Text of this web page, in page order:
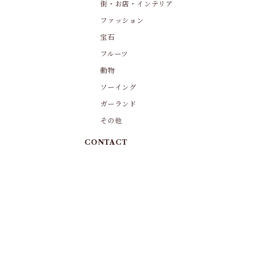
街・お店・インテリア
ファッション
宝石
フルーツ
動物
ソーイング
ガーランド
その他
CONTACT